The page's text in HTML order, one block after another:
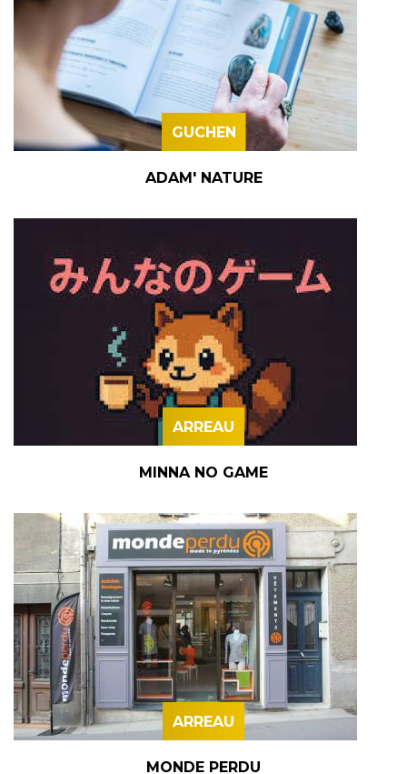
GUCHEN
ADAM' NATURE
ARREAU
MINNA NO GAME
ARREAU
MONDE PERDU